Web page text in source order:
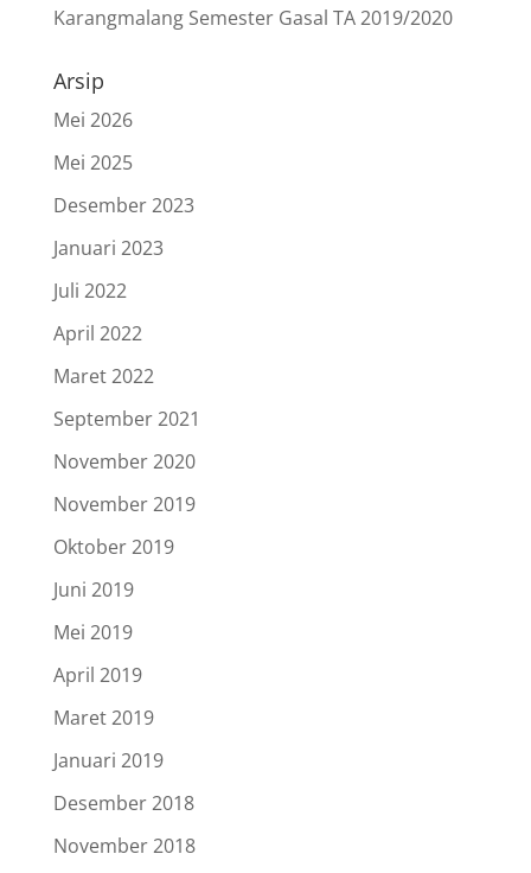
Karangmalang Semester Gasal TA 2019/2020
Arsip
Mei 2026
Mei 2025
Desember 2023
Januari 2023
Juli 2022
April 2022
Maret 2022
September 2021
November 2020
November 2019
Oktober 2019
Juni 2019
Mei 2019
April 2019
Maret 2019
Januari 2019
Desember 2018
November 2018